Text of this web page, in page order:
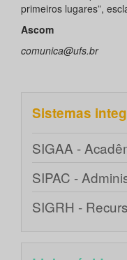
primeiros lugares”,
Ascom
comunica@ufs.br
Sistemas
SIGAA -
SIPAC -
SIGRH -